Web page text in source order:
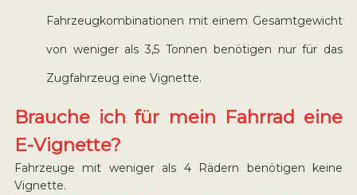
Fahrzeugkombinationen mit einem Gesamtgewicht
von weniger als 3,5 Tonnen benötigen nur für das
Zugfahrzeug eine Vignette.
Brauche ich für mein Fahrrad eine
E-Vignette?
Fahrzeuge mit weniger als 4 Rädern benötigen keine
Vignette.